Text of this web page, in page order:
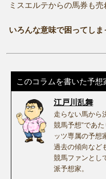
ミスエルテからの馬券も売
いろんな意味で困ってしま
このコラムを書いた予想
江戸川乱舞
走らない馬から
競馬予想”であ
ッツ専属の予想
過去の傾向など
競馬ファンとし
派予想家。